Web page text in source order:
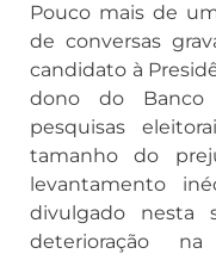
Pouco mais de
de conversas
candidato à
dono do Banco
pesquisas
tamanho do
levantamento
divulgado nesta
deterioração